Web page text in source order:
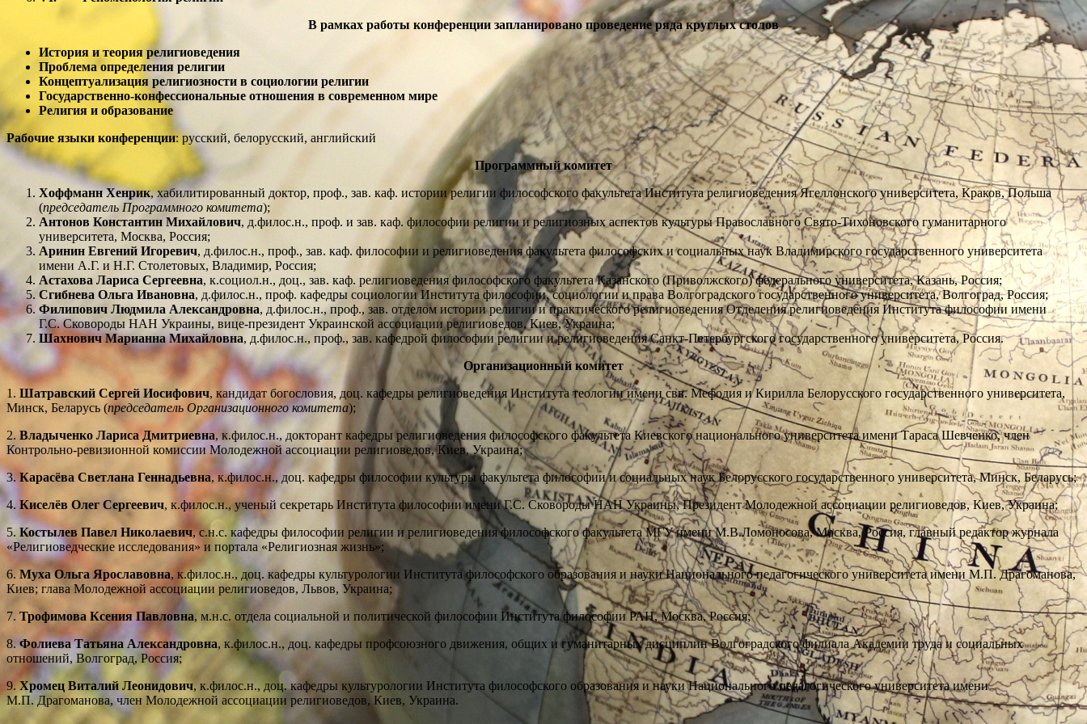
В рамках работы конференции запланировано проведение ряда круглых столов
История и теория религиоведения
Проблема определения религии
Концептуализация религиозности в социологии религии
Государственно-конфессиональные отношения в современном мире
Религия и образование
Рабочие языки конференции: русский, белорусский, английский
Программный комитет
Хоффманн Хенрик, хабилитированный доктор, проф., зав. каф. истории религии философского факультета Института религиоведения Ягеллонского университета, Краков, Польша
(председатель Программного комитета);
Антонов Константин Михайлович, д.филос.н., проф. и зав. каф. философии религии и религиозных аспектов культуры Православного Свято-Тихоновского гуманитарного
университета, Москва, Россия;
Аринин Евгений Игоревич, д.филос.н., проф., зав. каф. философии и религиоведения факультета философских и социальных наук Владимирского государственного университета
имени А.Г. и Н.Г. Столетовых, Владимир, Россия;
Астахова Лариса Сергеевна, к.социол.н., доц., зав. каф. религиоведения философского факультета Казанского (Приволжского) федерального университета, Казань, Россия;
Сгибнева Ольга Ивановна, д.филос.н., проф. кафедры социологии Института философии, социологии и права Волгоградского государственного университета, Волгоград, Россия;
Филипович Людмила Александровна, д.филос.н., проф., зав. отделом истории религии и практического религиоведения Отделения религиоведения Института философии имени
Г.С. Сковороды НАН Украины, вице-президент Украинской ассоциации религиоведов, Киев, Украина;
Шахнович Марианна Михайловна, д.филос.н., проф., зав. кафедрой философии религии и религиоведения Санкт-Петербургского государственного университета, Россия.
Организационный комитет
1. Шатравский Сергей Иосифович, кандидат богословия, доц. кафедры религиоведения Института теологии имени свв. Мефодия и Кирилла Белорусского государственного университета,
Минск, Беларусь (председатель Организационного комитета);
2. Владыченко Лариса Дмитриевна, к.филос.н., докторант кафедры религиоведения философского факультета Киевского национального университета имени Тараса Шевченко, член
Контрольно-ревизионной комиссии Молодежной ассоциации религиоведов, Киев, Украина;
3.Карасёва Светлана Геннадьевна, к.филос.н., доц. кафедры философии культуры факультета философии и социальных наук Белорусского государственного университета, Минск, Беларусь;
4. Киселёв Олег Сергеевич, к.филос.н., ученый секретарь Института философии имени Г.С. Сковороды НАН Украины, Президент Молодежной ассоциации религиоведов, Киев, Украина;
5.Костылев Павел Николаевич, с.н.с. кафедры философии религии и религиоведения философского факультета МГУ имени М.В.Ломоносова, Москва, Россия, главный редактор журнала
«Религиоведческие исследования» и портала «Религиозная жизнь»;
6. Муха Ольга Ярославовна, к.филос.н., доц. кафедры культурологии Института философского образования и науки Национального педагогического университета имени М.П. Драгоманова,
Киев; глава Молодежной ассоциации религиоведов, Львов, Украина;
7. Трофимова Ксения Павловна, м.н.с. отдела социальной и политической философии Института философии РАН, Москва, Россия;
8. Фолиева Татьяна Александровна, к.филос.н., доц. кафедры профсоюзного движения, общих и гуманитарных дисциплин Волгоградского филиала Академии труда и социальных
отношений, Волгоград, Россия;
9.Хромец Виталий Леонидович, к.филос.н., доц. кафедры культурологии Института философского образования и науки Национального педагогического университета имени
М.П. Драгоманова, член Молодежной ассоциации религиоведов, Киев, Украина.